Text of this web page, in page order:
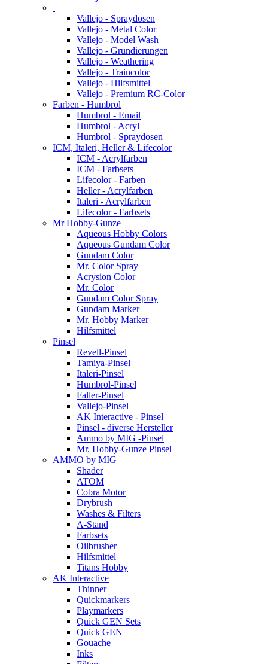
Vallejo - Spraydosen
Vallejo - Metal Color
Vallejo - Model Wash
Vallejo - Grundierungen
Vallejo - Weathering
Vallejo - Traincolor
Vallejo - Hilfsmittel
Vallejo - Premium RC-Color
Farben - Humbrol
Humbrol - Email
Humbrol - Acryl
Humbrol - Spraydosen
ICM, Italeri, Heller & Lifecolor
ICM - Acrylfarben
ICM - Farbsets
Lifecolor - Farben
Heller - Acrylfarben
Italeri - Acrylfarben
Lifecolor - Farbsets
Mr Hobby-Gunze
Aqueous Hobby Colors
Aqueous Gundam Color
Gundam Color
Mr. Color Spray
Acrysion Color
Mr. Color
Gundam Color Spray
Gundam Marker
Mr. Hobby Marker
Hilfsmittel
Pinsel
Revell-Pinsel
Tamiya-Pinsel
Italeri-Pinsel
Humbrol-Pinsel
Faller-Pinsel
Vallejo-Pinsel
AK Interactive - Pinsel
Pinsel - diverse Hersteller
Ammo by MIG -Pinsel
Mr. Hobby-Gunze Pinsel
AMMO by MIG
Shader
ATOM
Cobra Motor
Drybrush
Washes & Filters
A-Stand
Farbsets
Oilbrusher
Hilfsmittel
Titans Hobby
AK Interactive
Thinner
Quickmarkers
Playmarkers
Quick GEN Sets
Quick GEN
Gouache
Inks